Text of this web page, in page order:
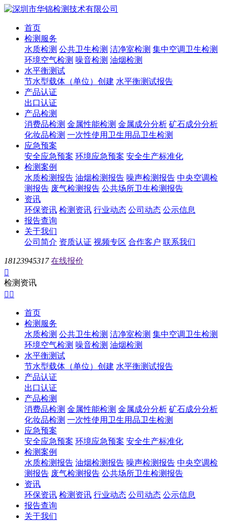
首页
检测服务
水质检测 公共卫生检测 洁净室检测 集中空调卫生检测
环境空气检测 噪音检测 油烟检测
水平衡测试
节水型载体（单位）创建 水平衡测试报告
产品认证
出口认证
产品检测
消费品检测 金属性能检测 金属成分分析 矿石成分分析
化妆品检测 一次性使用卫生用品卫生检测
应急预案
安全应急预案 环境应急预案 安全生产标准化
检测案例
水质检测报告 油烟检测报告 噪声检测报告 中央空调检
测报告 废气检测报告 公共场所卫生检测报告
资讯
环保资讯 检测资讯 行业动态 公司动态 公示信息
报告查询
关于我们
公司简介 资质认证 视频专区 合作客户 联系我们
18123945317 在线报价

检测资讯
 
首页
检测服务
水质检测 公共卫生检测 洁净室检测 集中空调卫生检测
环境空气检测 噪音检测 油烟检测
水平衡测试
节水型载体（单位）创建 水平衡测试报告
产品认证
出口认证
产品检测
消费品检测 金属性能检测 金属成分分析 矿石成分分析
化妆品检测 一次性使用卫生用品卫生检测
应急预案
安全应急预案 环境应急预案 安全生产标准化
检测案例
水质检测报告 油烟检测报告 噪声检测报告 中央空调检
测报告 废气检测报告 公共场所卫生检测报告
资讯
环保资讯 检测资讯 行业动态 公司动态 公示信息
报告查询
关于我们